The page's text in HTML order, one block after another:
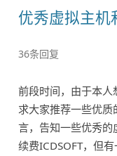
优秀虚拟主机
36条回复
前段时间，由于本
求大家推荐一些优
言，告知一些优秀的
续费ICDSOFT，但